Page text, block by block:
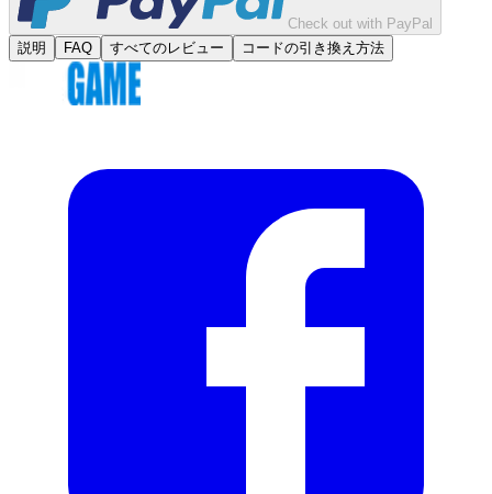
Check out with PayPal
説明
FAQ すべてのレビュー コードの引き換え方法